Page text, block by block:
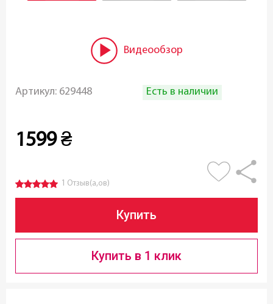
Видеообзор
Артикул: 629448 Есть в наличии
1599 ₴
1 Отзыв(а,ов)
Купить
Купить в 1 клик